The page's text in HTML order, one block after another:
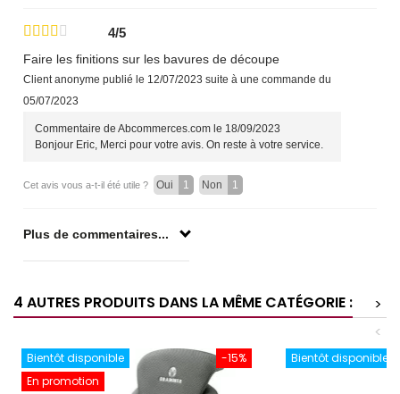
4/5
Faire les finitions sur les bavures de découpe
Client anonyme publié le 12/07/2023 suite à une commande du
05/07/2023
Commentaire de Abcommerces.com le 18/09/2023
Bonjour Eric, Merci pour votre avis. On reste à votre service.
Cet avis vous a-t-il été utile ? Oui 1 Non 1
Plus de commentaires...
4 AUTRES PRODUITS DANS LA MÊME CATÉGORIE :
>
<
-15%
Bientôt disponible
En promotion
Bientôt disponible